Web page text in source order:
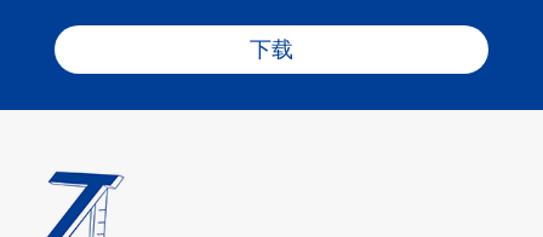
下载